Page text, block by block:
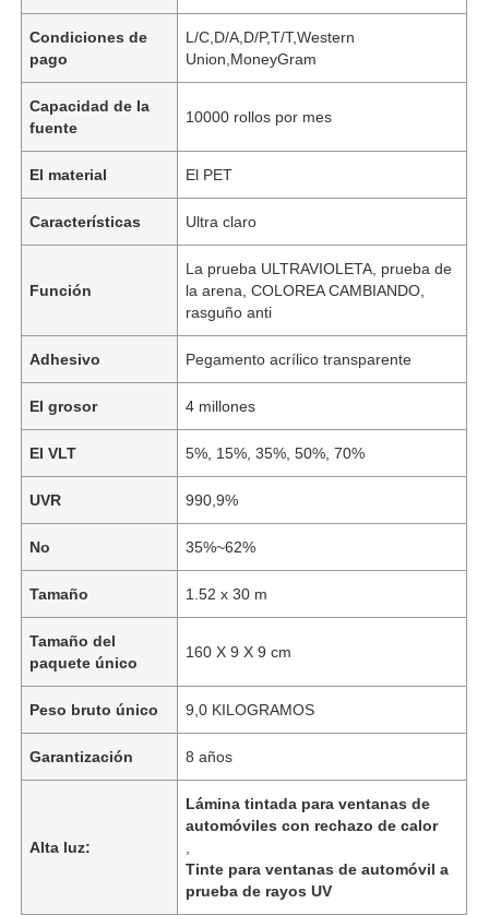
Condiciones de
pago
L/C,D/A,D/P,T/T,Western
Union,MoneyGram
Capacidad de la
fuente
10000 rollos por mes
El material El PET
Características Ultra claro
Función
La prueba ULTRAVIOLETA, prueba de
la arena, COLOREA CAMBIANDO,
rasguño anti
Adhesivo Pegamento acrílico transparente
El grosor 4 millones
El VLT 5%, 15%, 35%, 50%, 70%
UVR 990,9%
No 35%~62%
Tamaño 1.52 x 30 m
Tamaño del
paquete único
160 X 9 X 9 cm
Peso bruto único 9,0 KILOGRAMOS
Garantización 8 años
Alta luz:
Lámina tintada para ventanas de
automóviles con rechazo de calor
Tinte para ventanas de automóvil a
prueba de rayos UV